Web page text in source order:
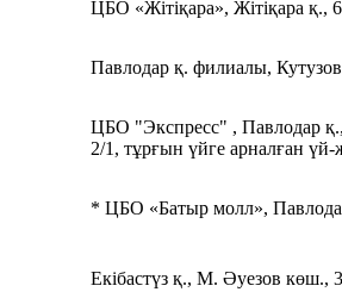
ЦБО «Жітіқара», Жітіқара қ.,
Павлодар қ. филиалы,
ЦБО "Экспресс" , Павлодар
2/1, тұрғын үйге арналған
* ЦБО «Батыр молл»,
Екібастүз қ., М. Әуезов көш.,